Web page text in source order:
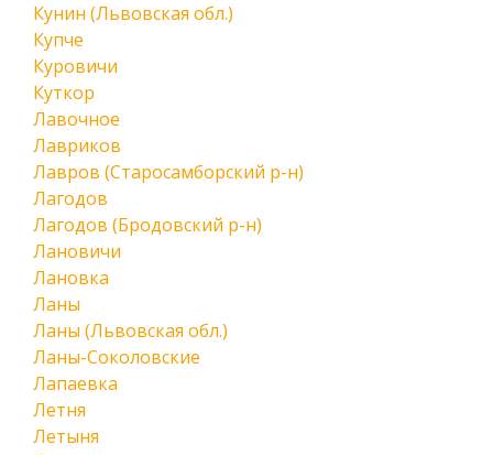
Кунин (Львовская обл.)
Купче
Куровичи
Куткор
Лавочное
Лавриков
Лавров (Старосамборский р-н)
Лагодов
Лагодов (Бродовский р-н)
Лановичи
Лановка
Ланы
Ланы (Львовская обл.)
Ланы-Соколовские
Лапаевка
Летня
Летыня